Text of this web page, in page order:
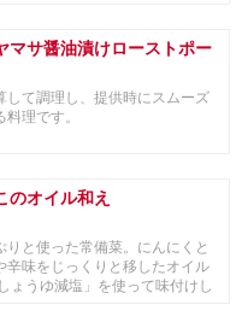
マサ醤油漬けローストポー
して調理し、提供時にスムーズ
理です。
のオイル和え
りと使った常備菜。にんにくと
辛味をじっくりと移したオイル
ょうゆ減塩」を使って味付けし